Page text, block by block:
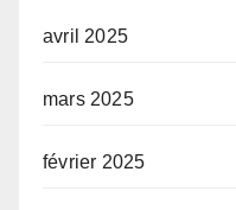
avril 2025
mars 2025
février 2025